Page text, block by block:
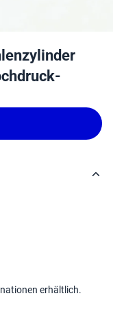
erhältlich.